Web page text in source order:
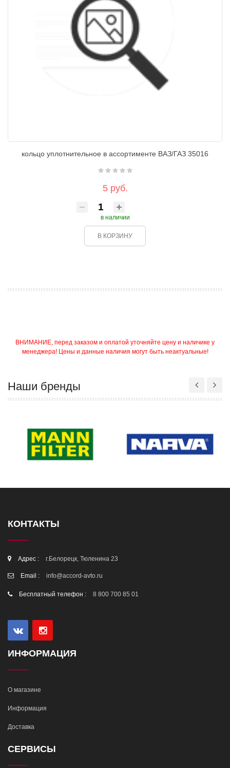
кольцо уплотнительное в ассортименте ВАЗ/ГАЗ 35016
5 руб.
в наличии
В КОРЗИНУ
ВНИМАНИЕ, перед заказом и оплатой уточняйте цену и наличике у
менеджера! Цены и данные наличия могут быть неактуальные!
Наши бренды
КОНТАКТЫ
Адрес : г.Белорецк, Тюленина 23
Email : info@accord-avto.ru
Бесплатный телефон : 8 800 700 85 01
ИНФОРМАЦИЯ
О магазине
Информация
Доставка
СЕРВИСЫ